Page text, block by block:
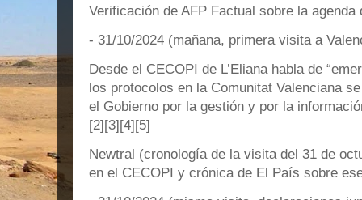
Verificación de AFP Factual sobre la
- 31/10/2024 (mañana, primera visita a
Desde el CECOPI de L’Eliana habla de
los protocolos en la Comunitat Valenciana
el Gobierno por la gestión y por la
[2][3][4][5]
Newtral (cronología de la visita del 31 de
en el CECOPI y crónica de El País sobre